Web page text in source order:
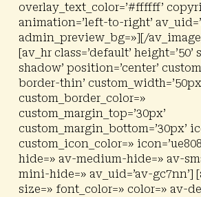
overlay_text_color=’#ffffff’
animation=’left-to-right’
admin_preview_bg=»][/
[av_hr class=’default’ height=’50’
shadow’ position=’center’
border-thin’
custom_border_color=»
custom_margin_top=’30px’
custom_margin_bottom=’30px’
custom_icon_color=»
hide=» av-medium-hide=» av-
mini-hide=» av_uid=’av-gc7nn’]
size=» font_color=» color=» av-